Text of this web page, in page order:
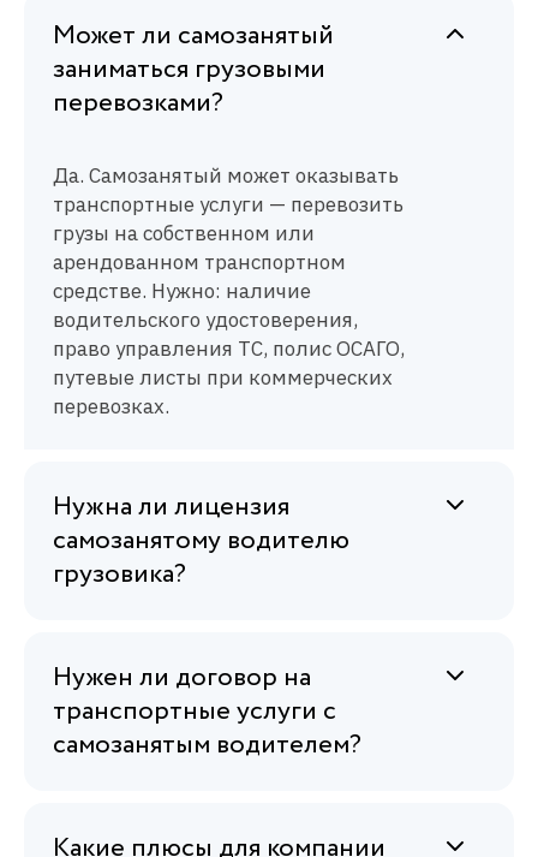
Может ли самозанятый
заниматься грузовыми
перевозками?
Да. Самозанятый может оказывать
транспортные услуги — перевозить
грузы на собственном или
арендованном транспортном
средстве. Нужно: наличие
водительского удостоверения,
право управления ТС, полис ОСАГО,
путевые листы при коммерческих
перевозках.
Нужна ли лицензия
самозанятому водителю
грузовика?
Нужен ли договор на
транспортные услуги с
самозанятым водителем?
Какие плюсы для компании